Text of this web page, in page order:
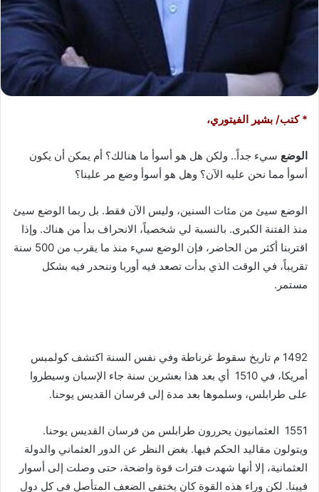
* كتب/ بشير الفيتوري،
الوضع سيء جداً.. ولكن هل هو أسوأ ما هنالك؟ أم يمكن أن يكون
أسوأ مما نحن عليه الآن؟ وهل هو أسوأ وضع مر علينا؟
الوضع سيئ من مئات السنين، وليس الآن فقط. بل ربما الوضع سيئ
منذ الفتنة الكبرى. بالنسبة لي شخصياً، الانحراف بدأ من هناك. وإذا
اقتربنا أكثر من الحاضر، فإن الوضع سيء منذ ما يقرب من 500 سنة
تقريباً، في الوقت الذي بدأت تصعد فيه أوربا وننحدر فيه بشكل
مستمر.
1492 م تاريخ سقوط غرناطة وفي نفس السنة اكتشف كولمبس
أمريكا، في 1510 أي بعد هذا بعشرين سنة جاء الإسبان وسيطروا
على طرابلس، وسلموها بعد مدة إلى فرسان القديس يوحنا.
1551 العثمانيون يحررون طرابلس من فرسان القديس يوحنا.
ويتولون مقاليد الحكم فيها. بغض النظر عن الدور العثماني والدولة
العثمانية، إلا أنها شهدت فترات قوة واضحة، حتى وصلت إلى أسوار
فيينا. لكن وراء هذه القوة كان يختفي الضعف المتأصل في كل دول